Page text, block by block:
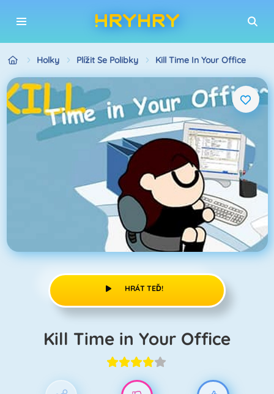
Holky Plížit Se Polibky Kill Time In Your Office
HRÁT TEĎ!
Kill Time in Your Office